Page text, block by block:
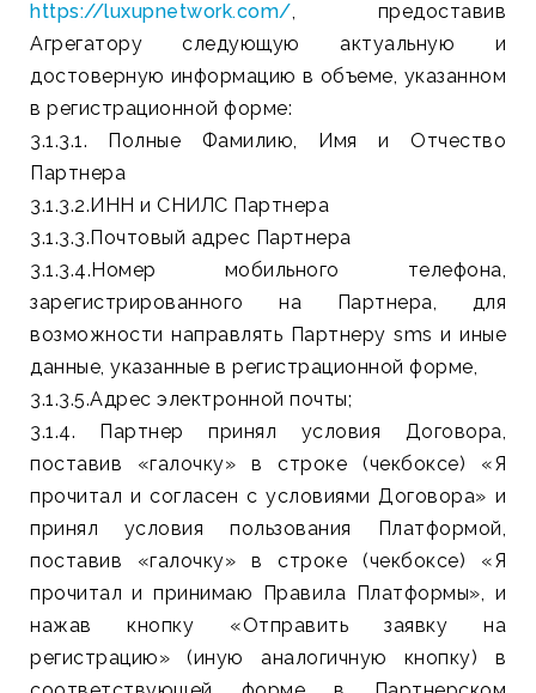
https://luxupnetwork.com/, предоставив
Агрегатору следующую актуальную и
достоверную информацию в объеме, указанном
в регистрационной форме:
3.1.3.1. Полные Фамилию, Имя и Отчество
Партнера
3.1.3.2.ИНН и СНИЛС Партнера
3.1.3.3.Почтовый адрес Партнера
3.1.3.4.Номер мобильного телефона,
зарегистрированного на Партнера, для
возможности направлять Партнеру sms и иные
данные, указанные в регистрационной форме,
3.1.3.5.Адрес электронной почты;
3.1.4. Партнер принял условия Договора,
поставив «галочку» в строке (чекбоксе) «Я
прочитал и согласен с условиями Договора» и
принял условия пользования Платформой,
поставив «галочку» в строке (чекбоксе) «Я
прочитал и принимаю Правила Платформы», и
нажав кнопку «Отправить заявку на
регистрацию» (иную аналогичную кнопку) в